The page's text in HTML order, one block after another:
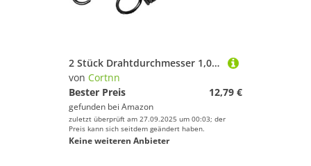
2 Stück Drahtdurchmesser 1,0 mm Zugfeder Zugfedern Länge 30/35/40/45/50/55/60–110 mm Außendurchmesser 5/7/8/9 mm(100mm,9mm)
von Cortnn
Bester Preis
12,79 €
gefunden bei Amazon
zuletzt überprüft am 27.09.2025 um 00:03; der
Preis kann sich seitdem geändert haben.
Keine weiteren Anbieter